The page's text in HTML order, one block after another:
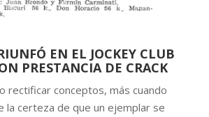
EN EL JOCKEY CLUB
PRESTANCIA DE CRACK
rectificar conceptos, más cuando
la certe­za de que un ejemplar se